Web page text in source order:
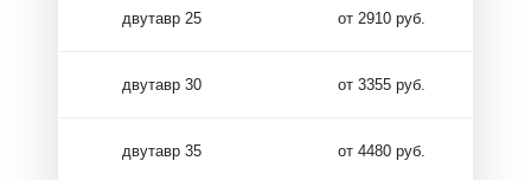
двутавр 25 от 2910 руб.
двутавр 30 от 3355 руб.
двутавр 35 от 4480 руб.